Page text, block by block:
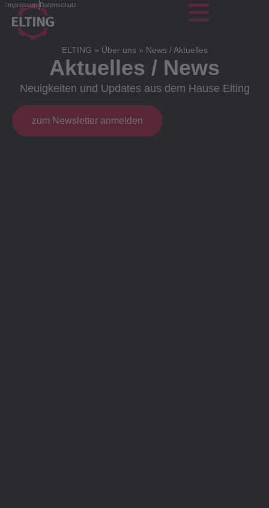
ImpressumDatenschutz
ELTING » Über uns» News / Aktuelles
Aktuelles / News
Neuigkeiten und Updates aus dem Hause Elting
zum Newsletter anmelden